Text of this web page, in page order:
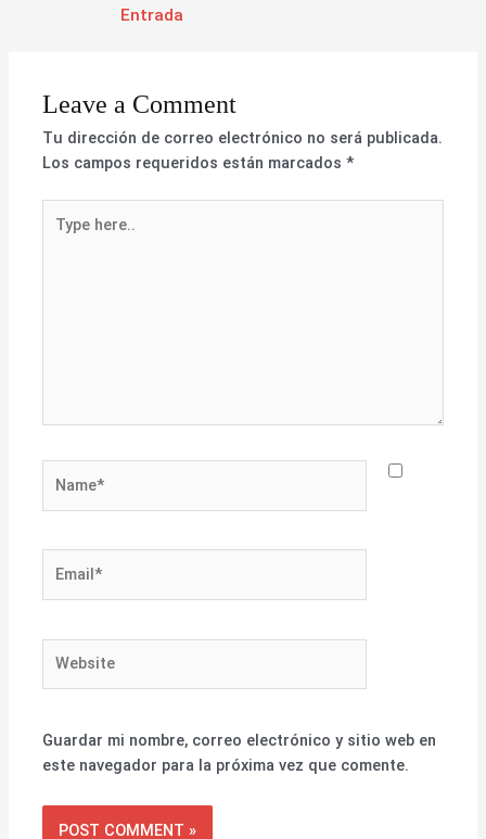
Entrada
Leave a Comment
Tu dirección de correo electrónico no será publicada.
Los campos requeridos están marcados*
here..
Guardar mi nombre, correo electrónico y sitio web en
este navegador para la próxima vez que comente.